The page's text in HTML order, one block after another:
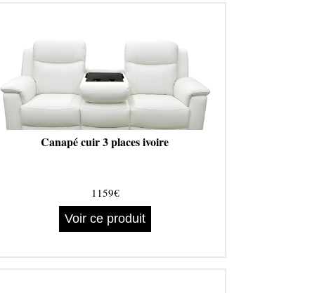
Canapé cuir 3 places ivoire
1159€
Voir ce produit